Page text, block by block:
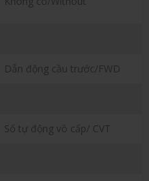
Dẫn động cầu trước/FWD
Số tự động vô cấp/ CVT